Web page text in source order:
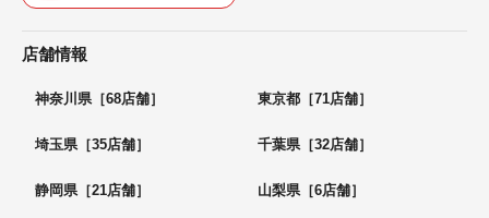
店舗情報
神奈川県［68店舗］ 東京都［71店舗］
埼玉県［35店舗］ 千葉県［32店舗］
静岡県［21店舗］ 山梨県［6店舗］